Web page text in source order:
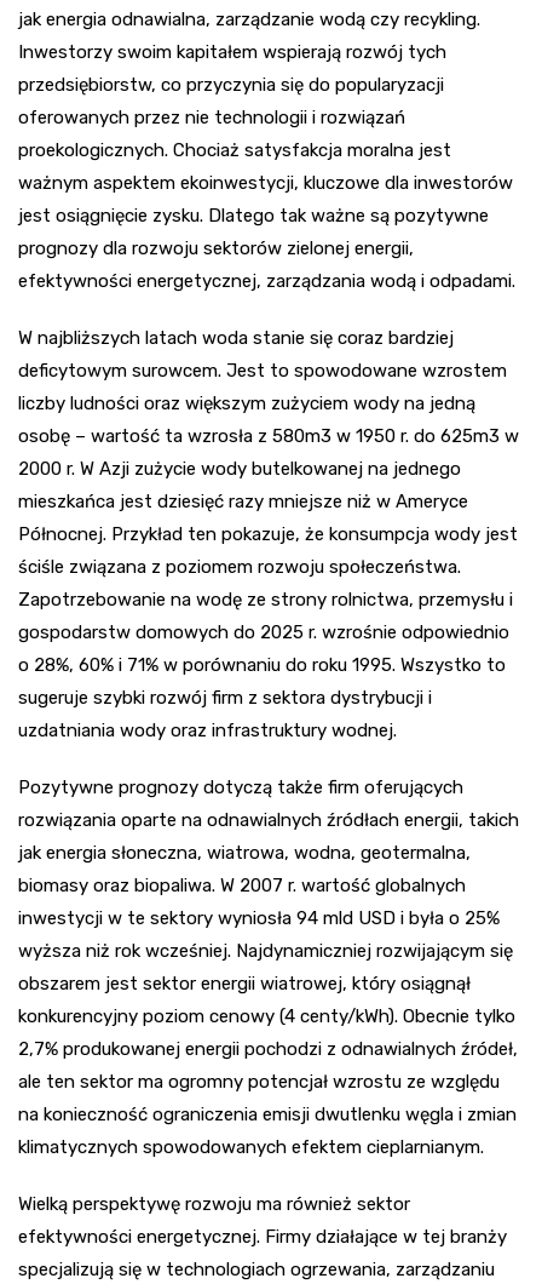
jak energia odnawialna, zarządzanie wodą czy recykling.
Inwestorzy swoim kapitałem wspierają rozwój tych
przedsiębiorstw, co przyczynia się do popularyzacji
oferowanych przez nie technologii i rozwiązań
proekologicznych. Chociaż satysfakcja moralna jest
ważnym aspektem ekoinwestycji, kluczowe dla inwestorów
jest osiągnięcie zysku. Dlatego tak ważne są pozytywne
prognozy dla rozwoju sektorów zielonej energii,
efektywności energetycznej, zarządzania wodą i odpadami.
W najbliższych latach woda stanie się coraz bardziej
deficytowym surowcem. Jest to spowodowane wzrostem
liczby ludności oraz większym zużyciem wody na jedną
osobę – wartość ta wzrosła z 580m3 w 1950 r. do 625m3 w
2000 r. W Azji zużycie wody butelkowanej na jednego
mieszkańca jest dziesięć razy mniejsze niż w Ameryce
Północnej. Przykład ten pokazuje, że konsumpcja wody jest
ściśle związana z poziomem rozwoju społeczeństwa.
Zapotrzebowanie na wodę ze strony rolnictwa, przemysłu i
gospodarstw domowych do 2025 r. wzrośnie odpowiednio
o 28%, 60% i 71% w porównaniu do roku 1995. Wszystko to
sugeruje szybki rozwój firm z sektora dystrybucji i
uzdatniania wody oraz infrastruktury wodnej.
Pozytywne prognozy dotyczą także firm oferujących
rozwiązania oparte na odnawialnych źródłach energii, takich
jak energia słoneczna, wiatrowa, wodna, geotermalna,
biomasy oraz biopaliwa. W 2007 r. wartość globalnych
inwestycji w te sektory wyniosła 94 mld USD i była o 25%
wyższa niż rok wcześniej. Najdynamiczniej rozwijającym się
obszarem jest sektor energii wiatrowej, który osiągnął
konkurencyjny poziom cenowy (4 centy/kWh). Obecnie tylko
2,7% produkowanej energii pochodzi z odnawialnych źródeł,
ale ten sektor ma ogromny potencjał wzrostu ze względu
na konieczność ograniczenia emisji dwutlenku węgla i zmian
klimatycznych spowodowanych efektem cieplarnianym.
Wielką perspektywę rozwoju ma również sektor
efektywności energetycznej. Firmy działające w tej branży
specjalizują się w technologiach ogrzewania, zarządzaniu